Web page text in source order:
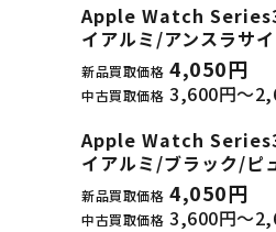
Apple Watch
イアルミ/アンスラサ
新品買取価格 4,050円
中古買取価格 3,600円～
Apple Watch
イアルミ/ブラック/ピ
新品買取価格 4,050円
中古買取価格 3,600円～